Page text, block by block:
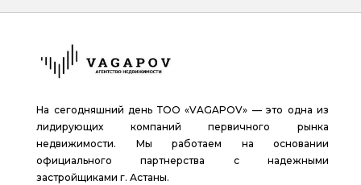
На сегодняшний день ТОО «VAGAPOV» — это одна из
лидирующих компаний первичного рынка
недвижимости. Мы работаем на основании
официального партнерства с надежными
застройщиками г. Астаны.